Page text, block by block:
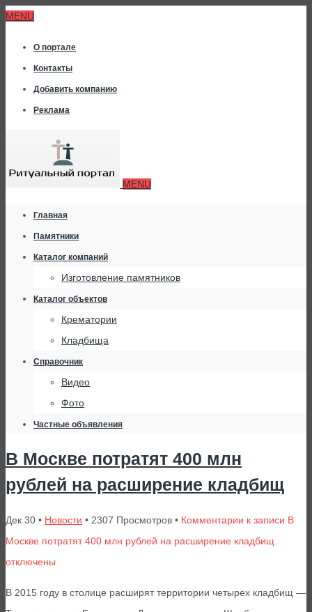
MENU
О портале
Контакты
Добавить компанию
Реклама
MENU
Главная
Памятники
Каталог компаний
Изготовление памятников
Каталог объектов
Крематории
Кладбища
Справочник
Видео
Фото
Частные объявления
В Москве потратят 400 млн
рублей на расширение кладбищ
Дек 30 • Новости • 2307 Просмотров • Комментарии к записи В
Москве потратят 400 млн рублей на расширение кладбищ
отключены
В 2015 году в столице расширят территории четырех кладбищ —